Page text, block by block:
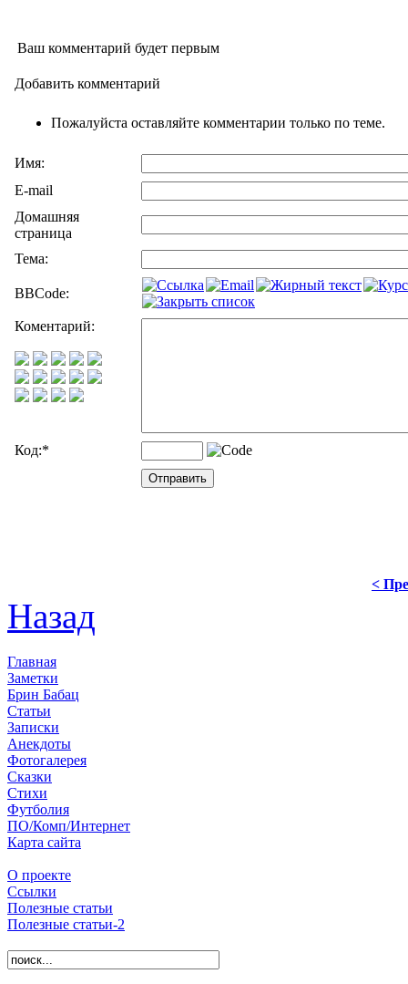
Ваш комментарий будет первым
Добавить комментарий
Пожалуйста оставляйте комментарии только по теме.
Имя:
E-mail
Домашняя
страница
Тема:
BBCode:
Коментарий:
Код:*
<
Назад
Главная
Заметки
Брин Бабац
Статьи
Записки
Анекдоты
Фотогалерея
Сказки
Стихи
Футболия
ПО/Комп/Интернет
Карта сайта
О проекте
Ссылки
Полезные статьи
Полезные статьи-2